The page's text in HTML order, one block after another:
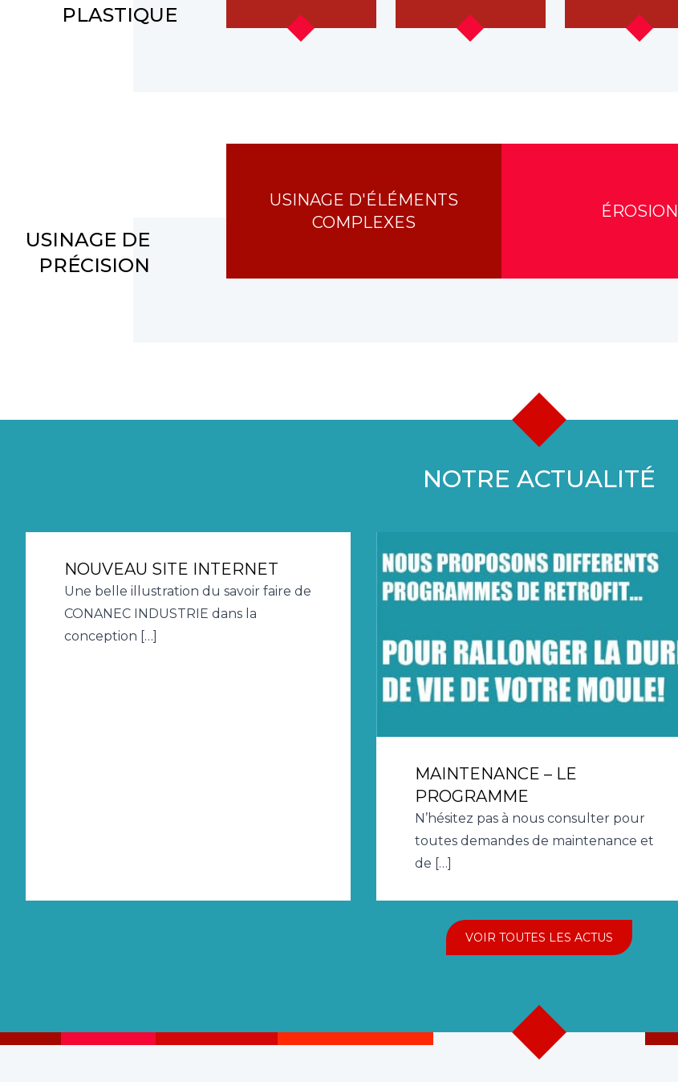
PLASTIQUE
USINAGE DE
PRÉCISION
USINAGE D'ÉLÉMENTS
COMPLEXES
ÉROSION
NOTRE ACTUALITÉ
NOUVEAU SITE INTERNET
Une belle illustration du savoir faire de
CONANEC INDUSTRIE dans la
conception […]
MAINTENANCE – LE
PROGRAMME
N’hésitez pas à nous consulter pour
toutes demandes de maintenance et
de […]
VOIR TOUTES LES ACTUS